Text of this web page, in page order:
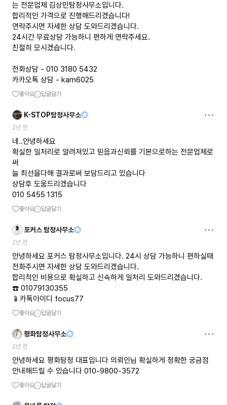
는 전문업체 김상민탐정사무소입니다.
합리적인 가격으로 진행해드리겠습니다!
연락주시면 자세한 상담 도와드리겠습니다.
24시간 무료상담 가능하니 편하게 연락주세요.
친절히 모시겠습니다.
전화상담 - 010 3180 5432
카카오톡 상담 - kam6025
좋아요 답글달기
K-STOP탐정사무소
2년 전
네..안녕하세요
확실한 일처리로 알려져있고 믿음과신뢰를 기본으로하는 전문업체로
써
늘 최선을다해 결과로써 보담드리고 있습니다
상담후 도움드리겠습니다
010 5455 1315
좋아요 답글달기
포커스 탐정사무소
2년 전
안녕하세요 포커스 탐정사무소입니다. 24시 상담 가능하니 편하실때
전화주시면 자세한 상담 도와드리겠습니다.
합리적인 비용으로 확실하고 신속하게 일처리 도와드리겠습니다.
☎️ 01079130355
📱카톡아이디 focus77
좋아요 답글달기
평화탐정사무소
2년 전
안녕하세요 평화탐정 대표입니다 의뢰인님 확실하게 정확한 궁금점
안내해드릴 수 있습니다 010-9800-3572
좋아요 답글달기